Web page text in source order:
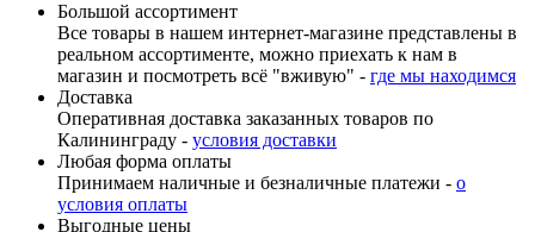
Большой ассортимент
Все товары в нашем интернет-магазине представлены в
реальном ассортименте, можно приехать к нам в
магазин и посмотреть всё "вживую" - где мы находимся
Доставка
Оперативная доставка заказанных товаров по
Калининграду - условия доставки
Любая форма оплаты
Принимаем наличные и безналичные платежи - о
условия оплаты
Выгодные цены